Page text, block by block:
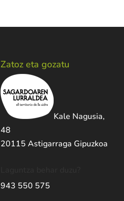
Zatoz eta gozatu
Kale Nagusia,
48
20115 Astigarraga Gipuzkoa
943 550 575